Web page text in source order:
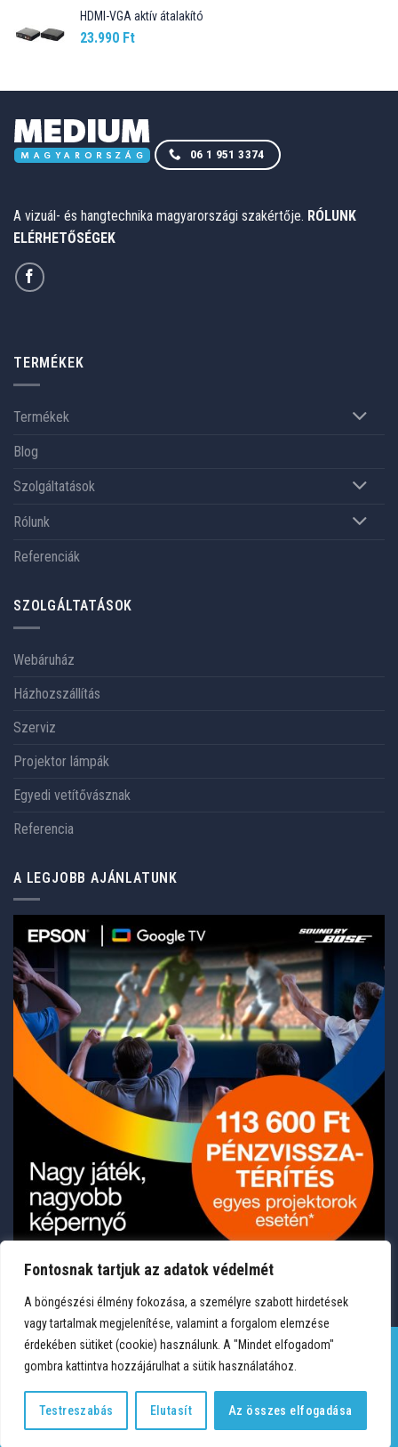
Fontosnak tartjuk az adatok védelmét
A böngészési élmény fokozása, a személyre szabott hirdetések
vagy tartalmak megjelenítése, valamint a forgalom elemzése
érdekében sütiket (cookie) használunk. A "Mindet elfogadom"
gombra kattintva hozzájárulhat a sütik használatához.
Testreszabás Elutasít Az összes elfogadása
HDMI-VGA aktív átalakító
23.990 Ft
06 1 951 3374
A vizuál- és hangtechnika magyarországi szakértője. RÓLUNK
ELÉRHETŐSÉGEK
TERMÉKEK
Termékek
Blog
Szolgáltatások
Rólunk
Referenciák
SZOLGÁLTATÁSOK
Webáruház
Házhozszállítás
Szerviz
Projektor lámpák
Egyedi vetítővásznak
Referencia
A LEGJOBB AJÁNLATUNK
Copyright 2026 © Medium Hungary Kft. Minden jog fenntartva.